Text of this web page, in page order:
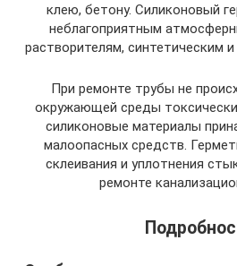
клею, бетону. Силиконовый
неблагоприятным
растворителям, синтетическим
При ремонте трубы не
окружающей среды
силиконовые материалы
малоопасных средств.
склеивания и уплотнения
ремонте